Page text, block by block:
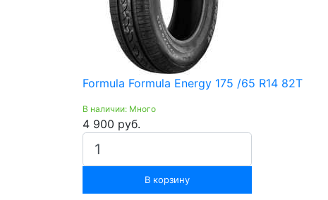
Formula Formula Energy 175 /65 R14 82T
В наличии: Много
4 900 руб.
В корзину